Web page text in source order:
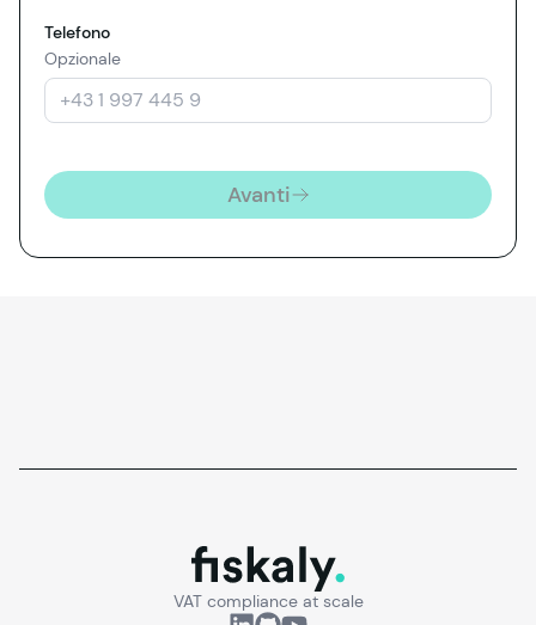
Telefono
Opzionale
Avanti
fiskaly.
VAT compliance at scale